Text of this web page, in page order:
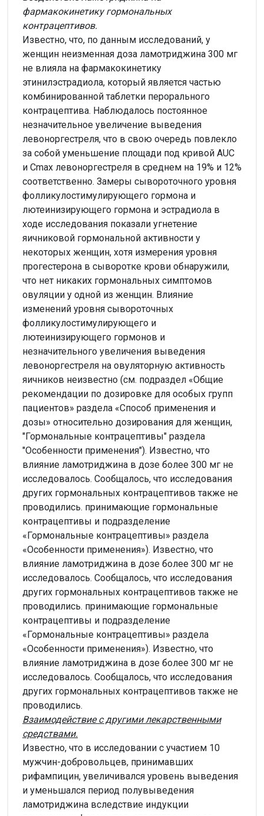
фармакокинетику гормональных
контрацептивов.
Известно, что, по данным исследований, у
женщин неизменная доза ламотриджина 300 мг
не влияла на фармакокинетику
этинилэстрадиола, который является частью
комбинированной таблетки перорального
контрацептива. Наблюдалось постоянное
незначительное увеличение выведения
левоноргестреля, что в свою очередь повлекло
за собой уменьшение площади под кривой AUC
и Cmax левоноргестреля в среднем на 19% и 12%
соответственно. Замеры сывороточного уровня
фолликулостимулирующего гормона и
лютеинизирующего гормона и эстрадиола в
ходе исследования показали угнетение
яичниковой гормональной активности у
некоторых женщин, хотя измерения уровня
прогестерона в сыворотке крови обнаружили,
что нет никаких гормональных симптомов
овуляции у одной из женщин. Влияние
изменений уровня сывороточных
фолликулостимулирующего и
лютеинизирующего гормонов и
незначительного увеличения выведения
левоноргестреля на овуляторную активность
яичников неизвестно (см. подраздел «Общие
рекомендации по дозировке для особых групп
пациентов» раздела «Способ применения и
дозы» относительно дозирования для женщин,
"Гормональные контрацептивы" раздела
"Особенности применения"). Известно, что
влияние ламотриджина в дозе более 300 мг не
исследовалось. Сообщалось, что исследования
других гормональных контрацептивов также не
проводились. принимающие гормональные
контрацептивы и подразделение
«Гормональные контрацептивы» раздела
«Особенности применения»). Известно, что
влияние ламотриджина в дозе более 300 мг не
исследовалось. Сообщалось, что исследования
других гормональных контрацептивов также не
проводились. принимающие гормональные
контрацептивы и подразделение
«Гормональные контрацептивы» раздела
«Особенности применения»). Известно, что
влияние ламотриджина в дозе более 300 мг не
исследовалось. Сообщалось, что исследования
других гормональных контрацептивов также не
проводились.
Взаимодействие с другими лекарственными
средствами.
Известно, что в исследовании с участием 10
мужчин-добровольцев, принимавших
рифампицин, увеличивался уровень выведения
и уменьшался период полувыведения
ламотриджина вследствие индукции